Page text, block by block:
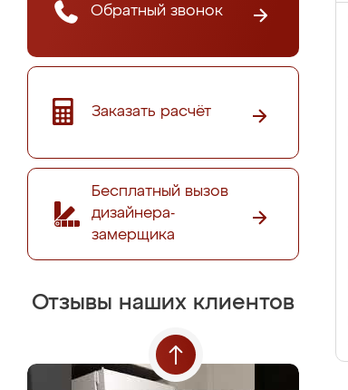
Обратный звонок
Заказать расчёт
Бесплатный вызов
дизайнера-
замерщика
Отзывы наших клиентов